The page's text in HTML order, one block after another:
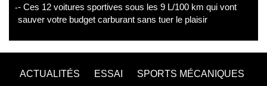
- Ces 12 voitures sportives sous les 9 L/100 km qui vont
sauver votre budget carburant sans tuer le plaisir
ACTUALITÉS ESSAI
SPORTS MÉCANIQUES